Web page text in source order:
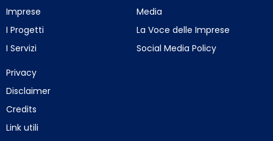
Imprese
I Progetti
I Servizi
Media
La Voce delle Imprese
Social Media Policy
Privacy
Disclaimer
Credits
Link utili